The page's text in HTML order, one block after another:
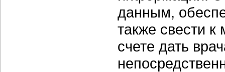
данным,
также свести
счете дать